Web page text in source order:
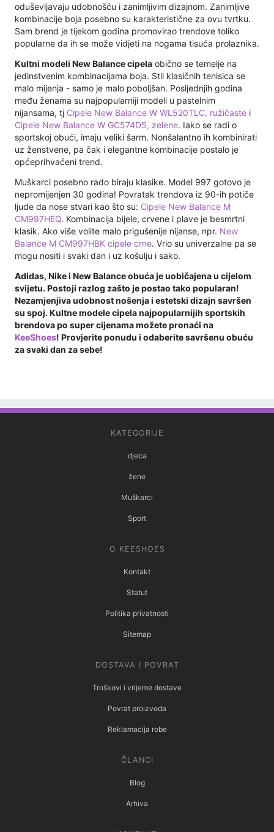
oduševljavaju udobnošću i zanimljivim dizajnom. Zanimljive
kombinacije boja posebno su karakteristične za ovu tvrtku.
Sam brend je tijekom godina promovirao trendove toliko
popularne da ih se može vidjeti na nogama tisuća prolaznika.
Kultni modeli New Balance cipela obično se temelje na
jedinstvenim kombinacijama boja. Stil klasičnih tenisica se
malo mijenja - samo je malo poboljšan. Posljednjih godina
među ženama su najpopularniji modeli u pastelnim
nijansama, tj Cipele New Balance W WL520TLC, ružičaste i
Cipele New Balance W GC574D5, zelene. Iako se radi o
sportskoj obući, imaju veliki šarm. Nonšalantno ih kombinirati
uz ženstvene, pa čak i elegantne kombinacije postalo je
općeprihvaćeni trend.
Muškarci posebno rado biraju klasike. Model 997 gotovo je
nepromijenjen 30 godina! Povratak trendova iz 90-ih potiče
ljude da nose stvari kao što su: Cipele New Balance M
CM997HEQ. Kombinacija bijele, crvene i plave je besmrtni
klasik. Ako više volite malo prigušenije nijanse, npr. New
Balance M CM997HBK cipele crne. Vrlo su univerzalne pa se
mogu nositi i svaki dan i uz košulju i sako.
Adidas, Nike i New Balance obuća je uobičajena u cijelom
svijetu. Postoji razlog zašto je postao tako popularan!
Nezamjenjiva udobnost nošenja i estetski dizajn savršen
su spoj. Kultne modele cipela najpopularnijih sportskih
brendova po super cijenama možete pronaći na
KeeShoes! Provjerite ponudu i odaberite savršenu obuću
za svaki dan za sebe!
KATEGORIJE
djeca
žene
Muškarci
Sport
O KEESHOES
Kontakt
Statut
Politika privatnosti
Sitemap
DOSTAVA I POVRAT
Troškovi i vrijeme dostave
Povrat proizvoda
Reklamacija robe
ČLANCI
Blog
Arhiva